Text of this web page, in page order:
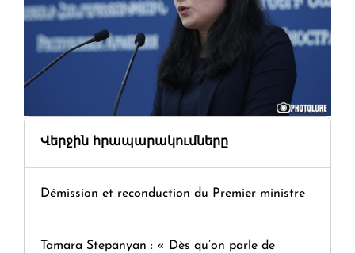
Վերջին հրապարակումները
Démission et reconduction du Premier ministre
Tamara Stepanyan : « Dès qu’on parle de